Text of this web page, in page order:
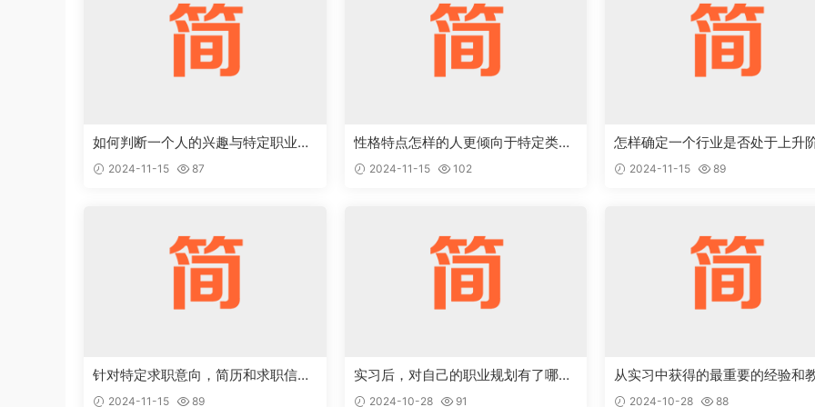
如何判断一个人的兴趣与特定职业能
够完美结合
2024-11-15 87
性格特点怎样的人更倾向于特定类型
的工作岗位
2024-11-15 102
怎样确定一个行业是否处于上升
段，值得作为求职目标
2024-11-15 89
针对特定求职意向，简历和求职信应
该如何优化
2024-11-15 89
实习后，对自己的职业规划有了哪些
新的认识和调整
2024-10-28 91
从实习中获得的最重要的经验和
是什么2024-10-28 88